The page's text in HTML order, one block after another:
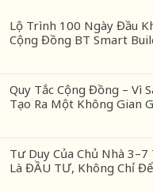
Lộ Trình 100 Ngày Đầu
Cộng Đồng BT Smart
Quy Tắc Cộng Đồng – Vì
Tạo Ra Một Không Gian
Tư Duy Của Chủ Nhà 3–7
Là ĐẦU TƯ, Không Chỉ